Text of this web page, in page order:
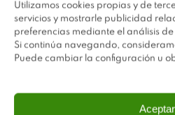
Utilizamos cookies propias y de
servicios y mostrarle publicidad
preferencias mediante el análisis
Si continúa navegando,
Puede cambiar la configuración u
Aceptar
←Entrada anterior
Deja una respuesta